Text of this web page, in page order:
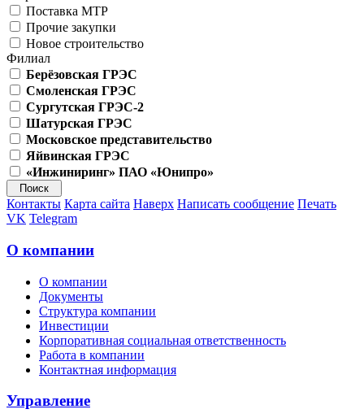
Поставка МТР
Прочие закупки
Новое строительство
Филиал
Берёзовская ГРЭС
Смоленская ГРЭС
Сургутская ГРЭС-2
Шатурская ГРЭС
Московское представительство
Яйвинская ГРЭС
«Инжиниринг» ПАО «Юнипро»
Контакты Карта сайта Наверх Написать сообщение Печать
VK Telegram
О компании
О компании
Документы
Структура компании
Инвестиции
Корпоративная социальная ответственность
Работа в компании
Контактная информация
Управление